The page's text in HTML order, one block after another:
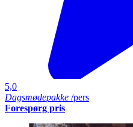
5,0
Dagsmødepakke /pers
Forespørg pris